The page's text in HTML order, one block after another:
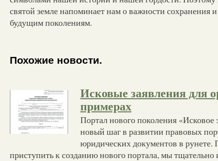
святой земле напоминает нам о важности сохранения
будущим поколениям.
Похожие новости.
Исковые заявления для
примерах
Портал нового поколения «Исковое
новый шаг в развитии правовых
юридических документов в рунете.
приступить к созданию нового портала, мы тщательно